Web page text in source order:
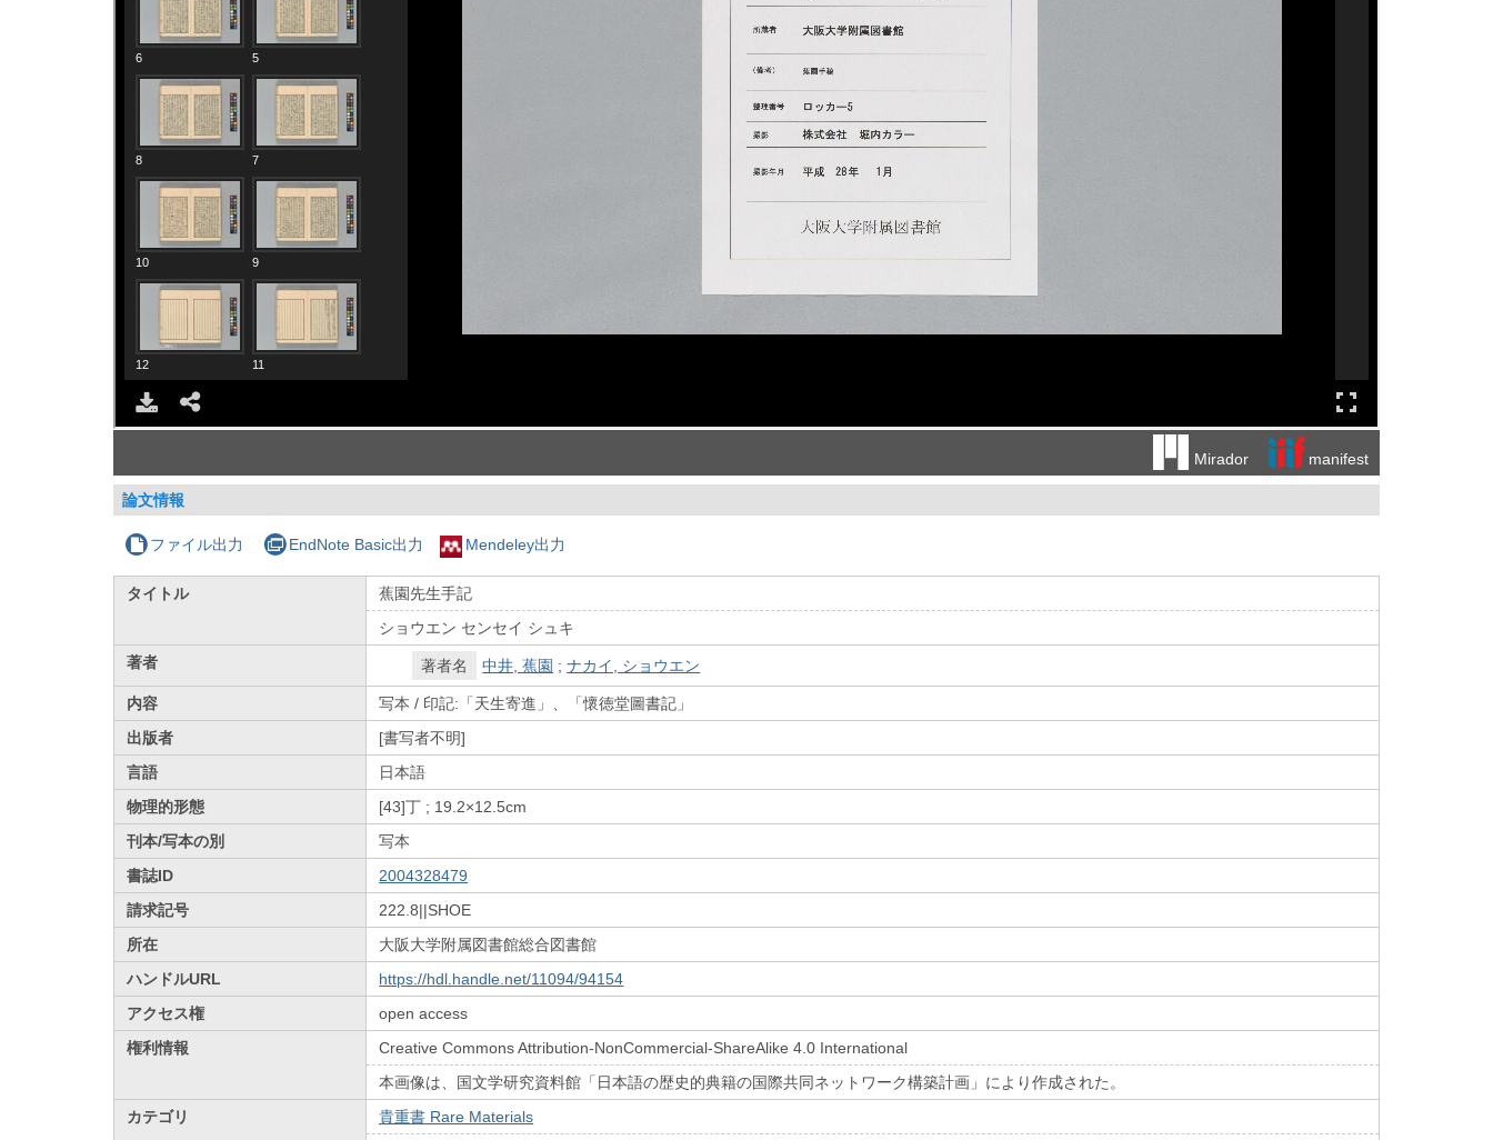
Mirador manifest
論文情報
ファイル出力 EndNote Basic出力 Mendeley出力
タイトル
蕉園先生手記
ショウエン センセイ シュキ
著者
著者名 中井, 蕉園 ;ナカイ, ショウエン
内容
写本 / 印記:「天生寄進」、「懷徳堂圖書記」
出版者
[書写者不明]
言語
日本語
物理的形態
[43]丁 ; 19.2×12.5cm
刊本/写本の別
写本
書誌ID
2004328479
請求記号
222.8||SHOE
所在
大阪大学附属図書館総合図書館
ハンドルURL
https://hdl.handle.net/11094/94154
アクセス権
open access
権利情報
Creative Commons Attribution-NonCommercial-ShareAlike 4.0 International
本画像は、国文学研究資料館「日本語の歴史的典籍の国際共同ネットワーク構築計画」により作成された。
カテゴリ
貴重書 Rare Materials